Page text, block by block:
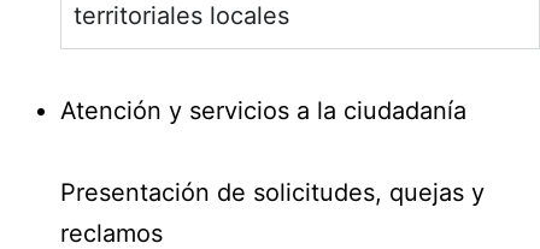
territoriales locales
Atención y servicios a la ciudadanía
Presentación de solicitudes, quejas y
reclamos